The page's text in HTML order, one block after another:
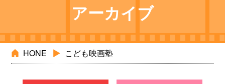
アーカイブ
HONE こども映画塾